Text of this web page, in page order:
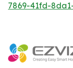
7869-41fd-